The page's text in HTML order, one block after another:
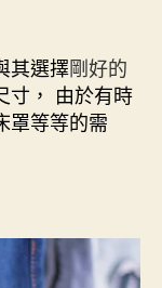
其選擇剛好的
寸， 由於有時
罩等等的需